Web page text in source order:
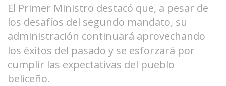
El Primer Ministro destacó que, a pesar de
los desafíos del segundo mandato, su
administración continuará aprovechando
los éxitos del pasado y se esforzará por
cumplir las expectativas del pueblo
beliceño.